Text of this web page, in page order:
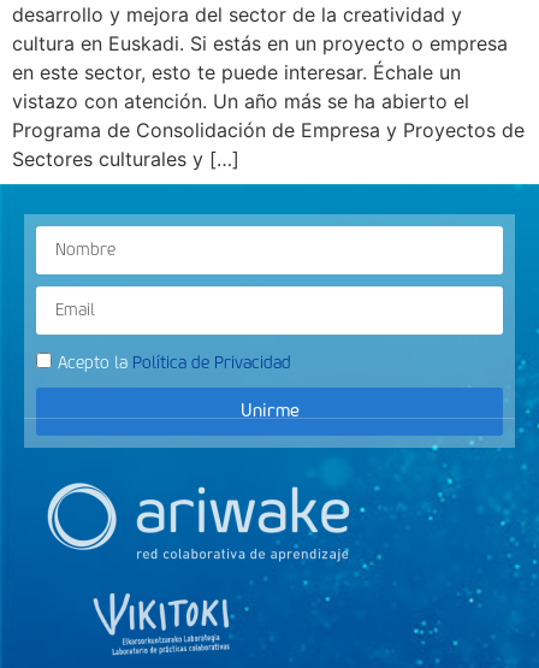
desarrollo y mejora del sector de la creatividad y
cultura en Euskadi. Si estás en un proyecto o empresa
en este sector, esto te puede interesar. Échale un
vistazo con atención. Un año más se ha abierto el
Programa de Consolidación de Empresa y Proyectos de
Sectores culturales y […]
Acepto la Política de Privacidad
Unirme